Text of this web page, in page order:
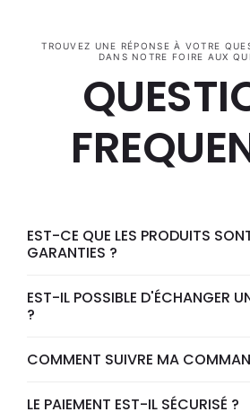
TROUVEZ UNE RÉPONSE À VOTRE
DANS NOTRE FOIRE AUX
EST-CE QUE LES PRODUITS
GARANTIES ?
EST-IL POSSIBLE D'ÉCHANGER
?
COMMENT SUIVRE MA
LE PAIEMENT EST-IL SÉCURISÉ ?